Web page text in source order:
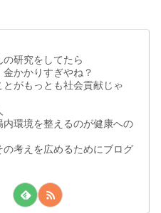
の研究をしてたら
金かかりすぎやね？
とがもっとも社会貢献じゃ
内環境を整えるのが健康への
の考えを広めるためにブログ